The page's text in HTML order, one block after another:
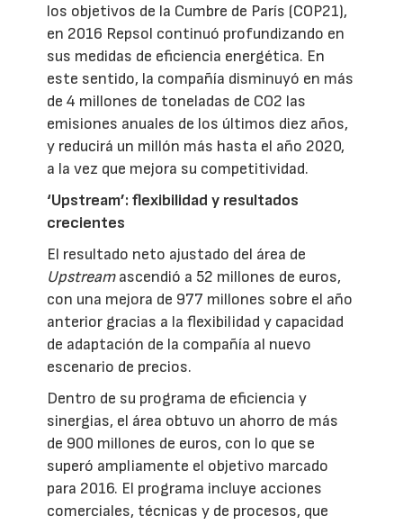
los objetivos de la Cumbre de París (COP21),
en 2016 Repsol continuó profundizando en
sus medidas de eficiencia energética. En
este sentido, la compañía disminuyó en más
de 4 millones de toneladas de CO2 las
emisiones anuales de los últimos diez años,
y reducirá un millón más hasta el año 2020,
a la vez que mejora su competitividad.
‘Upstream’: flexibilidad y resultados
crecientes
El resultado neto ajustado del área de
Upstreamascendió a 52 millones de euros,
con una mejora de 977 millones sobre el año
anterior gracias a la flexibilidad y capacidad
de adaptación de la compañía al nuevo
escenario de precios.
Dentro de su programa de eficiencia y
sinergias, el área obtuvo un ahorro de más
de 900 millones de euros, con lo que se
superó ampliamente el objetivo marcado
para 2016. El programa incluye acciones
comerciales, técnicas y de procesos, que